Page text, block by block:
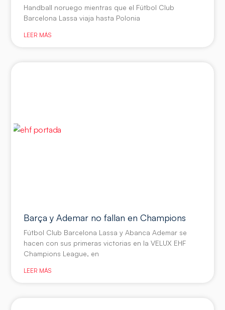
Handball noruego mientras que el Fútbol Club
Barcelona Lassa viaja hasta Polonia
LEER MÁS
Barça y Ademar no fallan en Champions
Fútbol Club Barcelona Lassa y Abanca Ademar se
hacen con sus primeras victorias en la VELUX EHF
Champions League, en
LEER MÁS